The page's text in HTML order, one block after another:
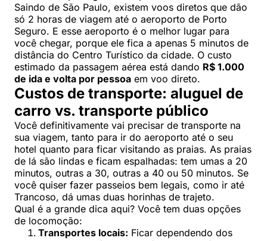
Saindo de São Paulo, existem voos diretos que dão
só 2 horas de viagem até o aeroporto de Porto
Seguro. E esse aeroporto é o melhor lugar para
você chegar, porque ele fica a apenas 5 minutos de
distância do Centro Turístico da cidade. O custo
estimado da passagem aérea está dando R$ 1.000
de ida e volta por pessoa em voo direto.
Custos de transporte: aluguel de
carro vs. transporte público
Você definitivamente vai precisar de transporte na
sua viagem, tanto para ir do aeroporto até o seu
hotel quanto para ficar visitando as praias. As praias
de lá são lindas e ficam espalhadas: tem umas a 20
minutos, outras a 30, outras a 40 ou 50 minutos. Se
você quiser fazer passeios bem legais, como ir até
Trancoso, dá umas duas horinhas de trajeto.
Qual é a grande dica aqui? Você tem duas opções
de locomoção:
Transportes locais: Ficar dependendo dos